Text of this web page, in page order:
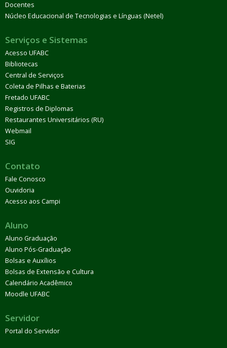
Docentes
Núcleo Educacional de Tecnologias e Línguas (Netel)
Serviços e Sistemas
Acesso UFABC
Bibliotecas
Central de Serviços
Coleta de Pilhas e Baterias
Fretado UFABC
Registros de Diplomas
Restaurantes Universitários (RU)
Webmail
SIG
Contato
Fale Conosco
Ouvidoria
Acesso aos Campi
Aluno
Aluno Graduação
Aluno Pós-Graduação
Bolsas e Auxílios
Bolsas de Extensão e Cultura
Calendário Acadêmico
Moodle UFABC
Servidor
Portal do Servidor